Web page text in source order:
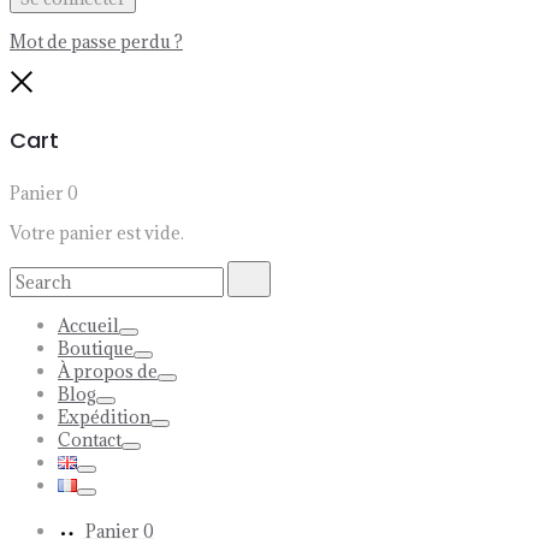
Mot de passe perdu ?
Cart
Panier 0
Votre panier est vide.
Search
for:
Accueil
Toggle
Boutique
Toggle
À propos de
Toggle
Blog
Toggle
Expédition
Toggle
Contact
Toggle
Toggle
Toggle
Panier 0